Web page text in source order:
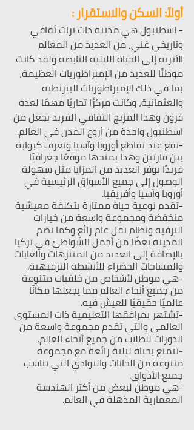
أولاً: السكن والاستقرار :
- اسطنبول هي مدينة ذات تراث ثقافي
وتاريخي غني، من العديد من المعالم
الأثرية إلى الحياة الليلية النابضة ولقد كانت
موطنًا للعديد من الإمبراطوريات العظيمة،
بما في ذلك الإمبراطوريات البيزنطية
والعثمانية، وكانت مركزًا تجاريًا مهمًا لعدة
قرون وهذا المزيج الثقافي الفريد يجعل من
اسطنبول واحدة من أروع المدن في العالم.
-تقع عند تقاطع أوروبا وآسيا وتعرف كبوابة
بين قارتين وهذا يمنحها موقعًا جغرافيًا
فريدًا يوفر العديد من المزايا مثل سهولة
الوصول إلى جميع الأسواق الرئيسية في
أوروبا وآسيا وأفريقيا.
-تقدم نوعية حياة ممتازة بتكلفة معيشية
منخفضة ومجموعة واسعة من خيارات
الترفيه ونظام نقل عام رائع وكما تضم
المدينة بعضًا من أجمل الشواطئ في تركيا
بالإضافة إلى العديد من المتنزهات والغابات
والمساحات الخضراء للأنشطة الترفيهية.
-هي موطن لأشخاص من خلفيات متنوعة
من جميع أنحاء العالم مما يجعلها مكانًا
عالميًا حقيقيًا للعيش فيه.
-تشتهر بمرافقها التعليمية ذات المستوى
العالمي والتي تقدم مجموعة واسعة من
الدورات للطلاب من جميع أنحاء العالم.
-تتمتع بحياة ليلية رائعة مع مجموعة
متنوعة من الحانات والنوادي التي تناسب
جميع الأذواق.
-هي موطن لبعض من أكثر الهندسة
المعمارية المذهلة في العالم.